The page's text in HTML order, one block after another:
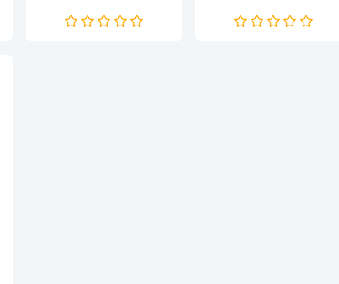
eliminando de forma
archivos temporales y